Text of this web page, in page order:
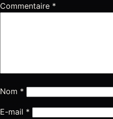
Commentaire *
Nom *
E-mail *